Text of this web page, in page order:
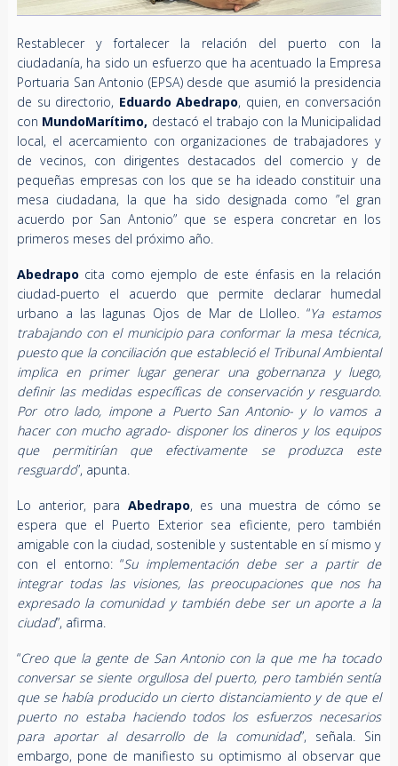
Restablecer y fortalecer la relación del puerto con la
ciudadanía, ha sido un esfuerzo que ha acentuado la Empresa
Portuaria San Antonio (EPSA) desde que asumió la presidencia
de su directorio, Eduardo Abedrapo, quien, en conversación
con MundoMarítimo, destacó el trabajo con la Municipalidad
local, el acercamiento con organizaciones de trabajadores y
de vecinos, con dirigentes destacados del comercio y de
pequeñas empresas con los que se ha ideado constituir una
mesa ciudadana, la que ha sido designada como ”el gran
acuerdo por San Antonio” que se espera concretar en los
primeros meses del próximo año.
Abedrapocita como ejemplo de este énfasis en la relación
ciudad-puerto el acuerdo que permite declarar humedal
urbano a las lagunas Ojos de Mar de Llolleo. “Ya estamos
trabajando con el municipio para conformar la mesa técnica,
puesto que la conciliación que estableció el Tribunal Ambiental
implica en primer lugar generar una gobernanza y luego,
definir las medidas específicas de conservación y resguardo.
Por otro lado, impone a Puerto San Antonio- y lo vamos a
hacer con mucho agrado- disponer los dineros y los equipos
que permitirían que efectivamente se produzca este
resguardo”, apunta.
Lo anterior, para Abedrapo, es una muestra de cómo se
espera que el Puerto Exterior sea eficiente, pero también
amigable con la ciudad, sostenible y sustentable en sí mismo y
con el entorno: “Su implementación debe ser a partir de
integrar todas las visiones, las preocupaciones que nos ha
expresado la comunidad y también debe ser un aporte a la
ciudad”, afirma.
“Creo que la gente de San Antonio con la que me ha tocado
conversar se siente orgullosa del puerto, pero también sentía
que se había producido un cierto distanciamiento y de que el
puerto no estaba haciendo todos los esfuerzos necesarios
para aportar al desarrollo de la comunidad”, señala. Sin
embargo, pone de manifiesto su optimismo al observar que